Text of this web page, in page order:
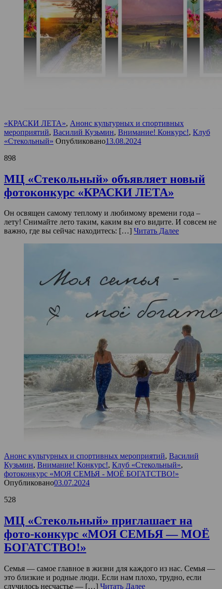
«КРАСКИ ЛЕТА», Анонс культурных и спортивных
мероприятий, Василий Кузьмин, Внимание! Конкурс!, Клуб
«Стекольный» Опубликовано13.08.2024
898
МЦ «Стекольный» объявляет новый
фотоконкурс «КРАСКИ ЛЕТА»
Он освящен самому теплому и любимому времени года –
лету! Снимайте лето таким, каким вы его видите. И совсем не
важно, где вы сейчас находитесь: […] Читать Далее
Анонс культурных и спортивных мероприятий, Василий
Кузьмин, Внимание! Конкурс!, Клуб «Стекольный»,
фотоконкурс «МОЯ СЕМЬЯ - МОЁ БОГАТСТВО!»
Опубликовано03.07.2024
528
МЦ «Стекольный» приглашает на
фото-конкурс «МОЯ СЕМЬЯ — МОЁ
БОГАТСТВО!»
Семья — самое главное в жизни для каждого из нас. Семья —
это близкие и родные люди. Если нам плохо, трудно, если
случилось несчастье — […] Читать Далее